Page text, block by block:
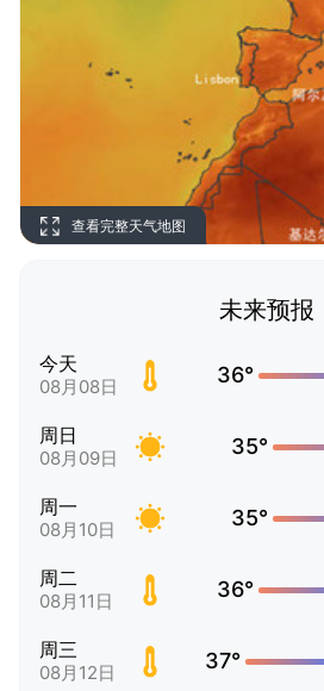
查看完整天气地图
未来预报
今天
08月08日 36°
周日
08月09日 35°
周一
08月10日 35°
周二
08月11日 36°
周三
08月12日 37°